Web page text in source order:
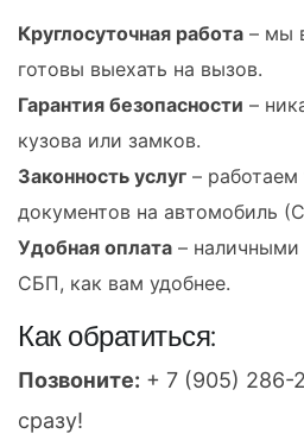
Круглосуточная работа – мы
готовы выехать на вызов.
Гарантия безопасности –
кузова или замков.
Законность услуг –
документов на автомобиль
Удобная оплата –
СБП, как вам удобнее.
Как обратиться:
Позвоните: + 7 (905) 286-
сразу!